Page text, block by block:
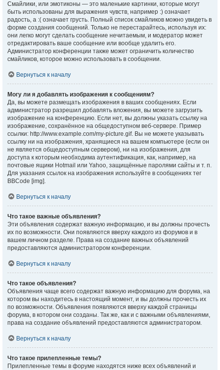
Смайлики, или эмотиконы — это маленькие картинки, которые могут
быть использованы для выражения чувств, например :) означает
радость, а :( означает грусть. Полный список смайликов можно увидеть в
форме создания сообщений. Только не перестарайтесь, используя их:
они легко могут сделать сообщение нечитаемым, и модератор может
отредактировать ваше сообщение или вообще удалить его.
Администратор конференции также может ограничить количество
смайликов, которое можно использовать в сообщении.
Вернуться к началу
Могу ли я добавлять изображения к сообщениям?
Да, вы можете размещать изображения в ваших сообщениях. Если
администратор разрешил добавлять вложения, вы можете загрузить
изображение на конференцию. Если нет, вы должны указать ссылку на
изображение, сохранённое на общедоступном веб-сервере. Пример
ссылки: http://www.example.com/my-picture.gif. Вы не можете указывать
ссылку ни на изображения, хранящиеся на вашем компьютере (если он
не является общедоступным сервером), ни на изображения, для
доступа к которым необходима аутентификация, как, например, на
почтовые ящики Hotmail или Yahoo, защищённые паролями сайты и т. п.
Для указания ссылок на изображения используйте в сообщениях тег
BBCode [img].
Вернуться к началу
Что такое важные объявления?
Эти объявления содержат важную информацию, и вы должны прочесть
их по возможности. Они появляются вверху каждого из форумов и в
вашем личном разделе. Права на создание важных объявлений
предоставляются администратором конференции.
Вернуться к началу
Что такое объявления?
Объявления чаще всего содержат важную информацию для форума, на
котором вы находитесь в настоящий момент, и вы должны прочесть их
по возможности. Объявления появляются вверху каждой страницы
форума, в котором они созданы. Так же, как и с важными объявлениями,
права на создание объявлений предоставляются администратором.
Вернуться к началу
Что такое прилепленные темы?
Прилепленные темы в форуме находятся ниже всех объявлений и